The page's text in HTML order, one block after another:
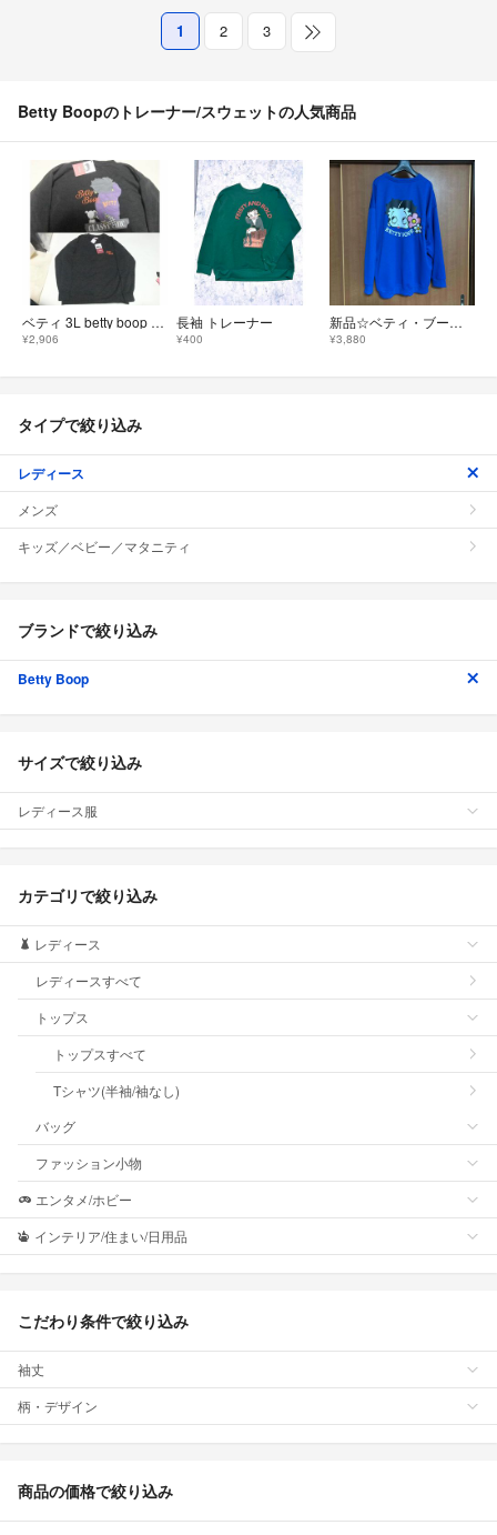
1 2 3
Betty Boopのトレーナー/スウェットの人気商品
ベティ 3L betty boop 刺繍 スウェット トレーナー スケボー新品
¥2,906
長袖 トレーナー
¥400
新品☆ベティ・ブープ ベティちゃん 大きめスウェット 青 4L
¥3,880
タイプで絞り込み
レディース
メンズ
キッズ／ベビー／マタニティ
ブランドで絞り込み
Betty Boop
サイズで絞り込み
レディース服
カテゴリで絞り込み
レディース
レディースすべて
トップス
トップスすべて
Tシャツ(半袖/袖なし)
バッグ
ファッション小物
エンタメ/ホビー
インテリア/住まい/日用品
こだわり条件で絞り込み
袖丈
柄・デザイン
商品の価格で絞り込み